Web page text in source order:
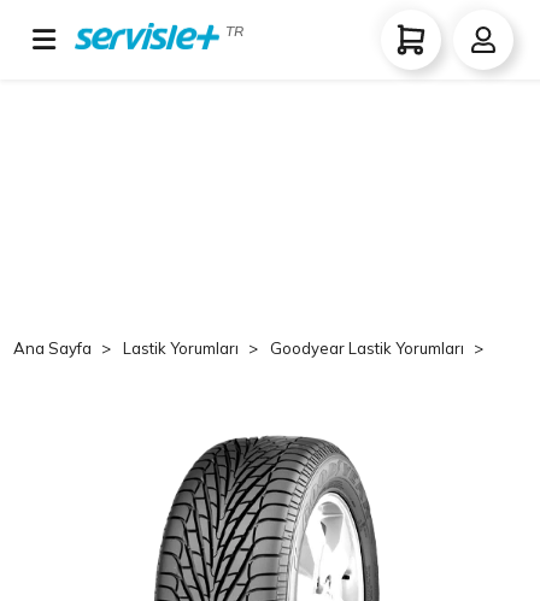
TR
Ana Sayfa Lastik Yorumları Goodyear Lastik Yorumları